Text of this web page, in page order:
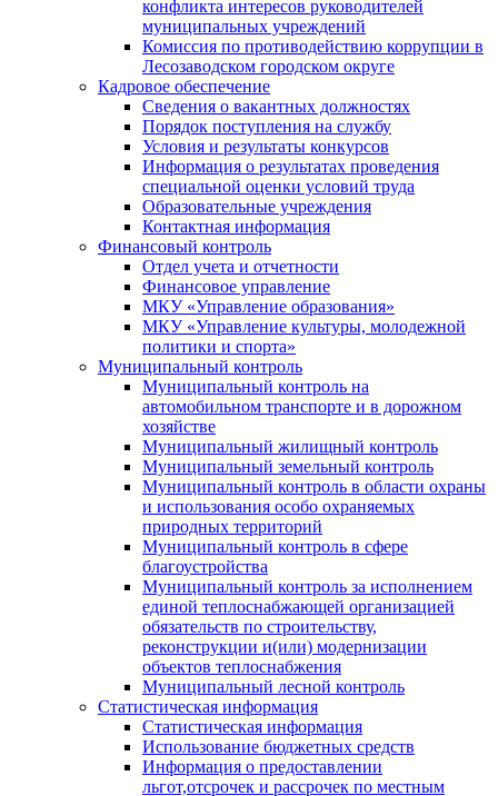
конфликта интересов руководителей
муниципальных учреждений
Комиссия по противодействию коррупции в
Лесозаводском городском округе
Кадровое обеспечение
Сведения о вакантных должностях
Порядок поступления на службу
Условия и результаты конкурсов
Информация о результатах проведения
специальной оценки условий труда
Образовательные учреждения
Контактная информация
Финансовый контроль
Отдел учета и отчетности
Финансовое управление
МКУ «Управление образования»
МКУ «Управление культуры, молодежной
политики и спорта»
Муниципальный контроль
Муниципальный контроль на
автомобильном транспорте и в дорожном
хозяйстве
Муниципальный жилищный контроль
Муниципальный земельный контроль
Муниципальный контроль в области охраны
и использования особо охраняемых
природных территорий
Муниципальный контроль в сфере
благоустройства
Муниципальный контроль за исполнением
единой теплоснабжающей организацией
обязательств по строительству,
реконструкции и(или) модернизации
объектов теплоснабжения
Муниципальный лесной контроль
Статистическая информация
Статистическая информация
Использование бюджетных средств
Информация о предоставлении
льгот,отсрочек и рассрочек по местным